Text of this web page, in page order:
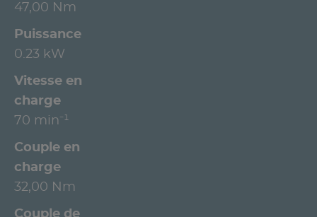
47,00 Nm
Puissance
0.23 kW
Vitesse en
charge
70 min⁻¹
Couple en
charge
32,00 Nm
Couple de